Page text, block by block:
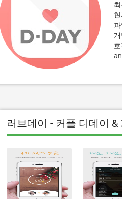
러브데이 - 커플 디데이